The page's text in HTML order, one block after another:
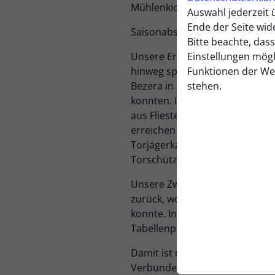
Auswahl jederzeit
Ende der Seite
Bitte beachte,
Einstellungen
Funktionen der
stehen.
Mühlenkicker-Ticker ⚽🔵⚪ …
Saisonabschluss unserer
Unsere Erste war am letzten
hinweg spielbestimmend und
Bezera in der 60. Minute mit
konnten. In der Summe ein
aus Fliesteden vorbeiziehen
erreichen konnte.
Torjägerkanone sichern und in
Torschützenliste belegen
Unsere Zweite musste am
zurück, wobei Daniel Krause
konnte. In der zweiten
Tabellenplatz.
Damit ist die Saison unserer
Verbundenheit, für Eure tolle